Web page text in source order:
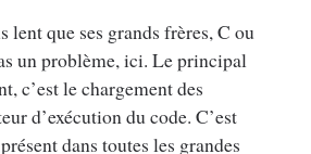
lent que ses grands frères, C ou
un problème, ici. Le principal
c’est le chargement des
d’exécution du code. C’est
dans toutes les grandes